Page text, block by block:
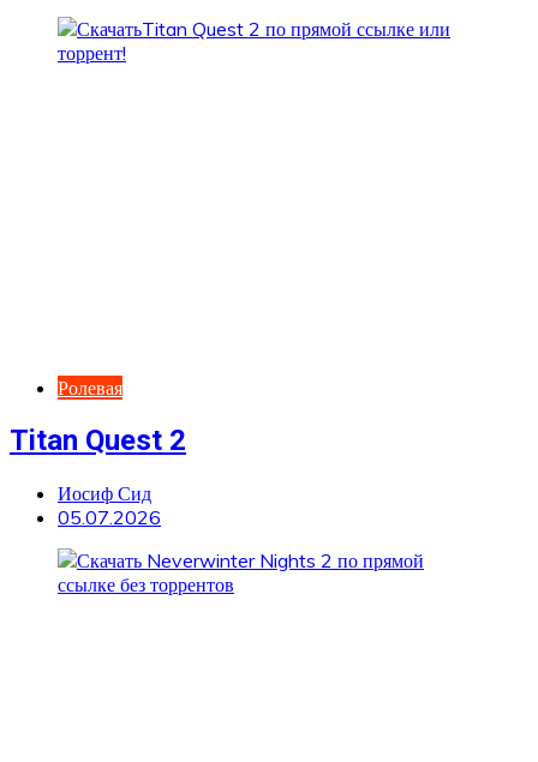
Ролевая
Titan Quest 2
Иосиф Сид
05.07.2026